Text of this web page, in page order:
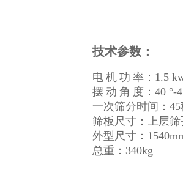
技术参数：
电 机 功 率：1.5
摆 动 角 度：40 °-
一次筛分时间：45
筛板尺寸：上层筛
外型尺寸：
总重：340kg